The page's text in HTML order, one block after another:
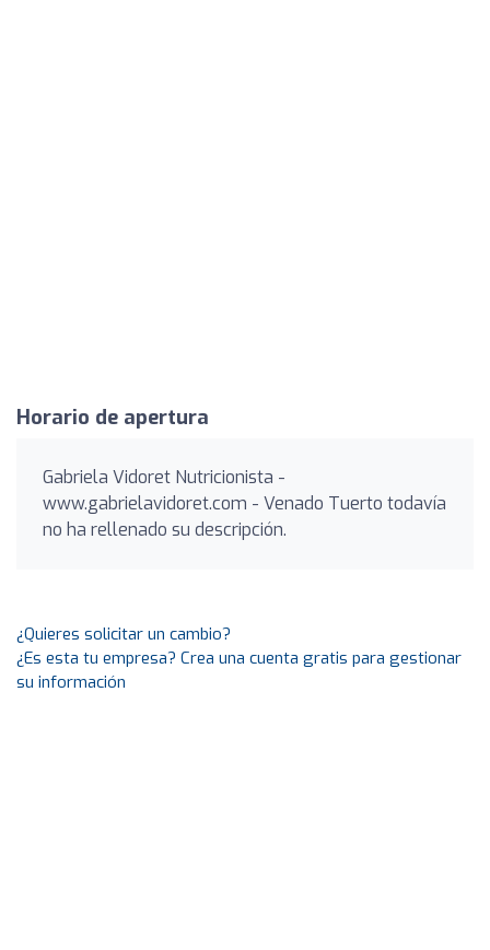
Horario de apertura
Gabriela Vidoret Nutricionista -
www.gabrielavidoret.com - Venado Tuerto todavía
no ha rellenado su descripción.
¿Quieres solicitar un cambio?
¿Es esta tu empresa? Crea una cuenta gratis para gestionar
su información